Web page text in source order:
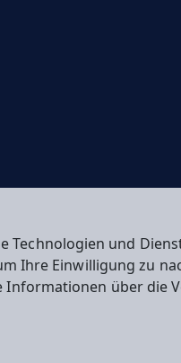
und
Ihre Einwilligung zu
über die